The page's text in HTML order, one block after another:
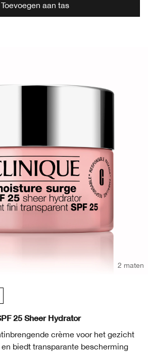
Toevoegen aan tas
2 maten
25 Sheer Hydrator
crème voor het gezicht
biedt transparante bescherming